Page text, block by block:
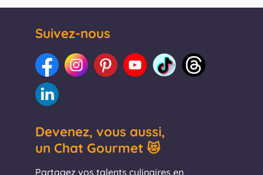
Suivez-nous
Devenez, vous aussi,
un Chat Gourmet 😻
Partagez vos talents culinaires en